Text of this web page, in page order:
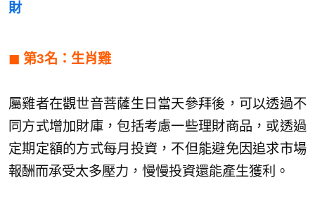
財
◼︎ 第3名：生肖雞
屬雞者在觀世音菩薩生日當天參拜後，可以透過不
同方式增加財庫，包括考慮一些理財商品，或透過
定期定額的方式每月投資，不但能避免因追求市場
報酬而承受太多壓力，慢慢投資還能產生獲利。